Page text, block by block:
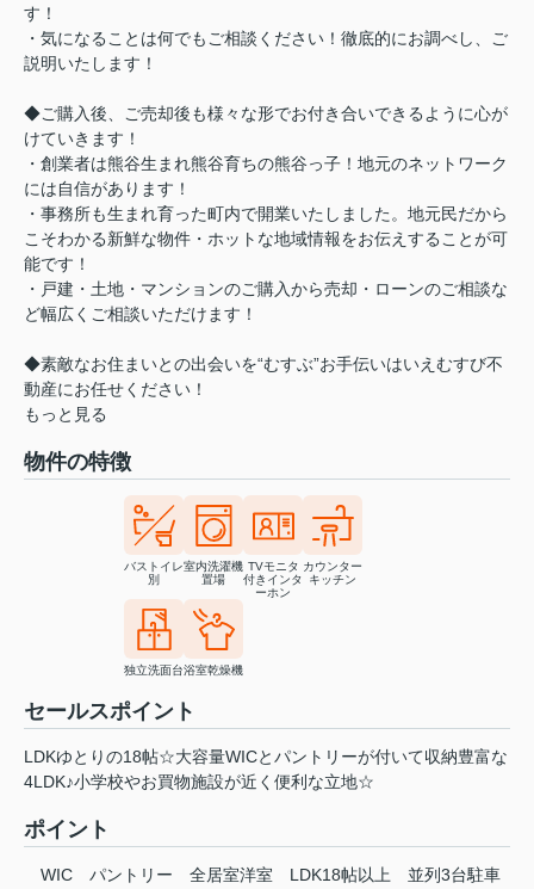
す！
・気になることは何でもご相談ください！徹底的にお調べし、ご
説明いたします！
◆ご購入後、ご売却後も様々な形でお付き合いできるように心が
けていきます！
・創業者は熊谷生まれ熊谷育ちの熊谷っ子！地元のネットワーク
には自信があります！
・事務所も生まれ育った町内で開業いたしました。地元民だから
こそわかる新鮮な物件・ホットな地域情報をお伝えすることが可
能です！
・戸建・土地・マンションのご購入から売却・ローンのご相談な
ど幅広くご相談いただけます！
◆素敵なお住まいとの出会いを“むすぶ”お手伝いはいえむすび不
動産にお任せください！
もっと見る
物件の特徴
バストイレ
別
室内洗濯機
置場
TVモニタ
付きインタ
ーホン
カウンター
キッチン
独立洗面台浴室乾燥機
セールスポイント
LDKゆとりの18帖☆大容量WICとパントリーが付いて収納豊富な
4LDK♪小学校やお買物施設が近く便利な立地☆
ポイント
WIC パントリー 全居室洋室 LDK18帖以上
並列3台駐車